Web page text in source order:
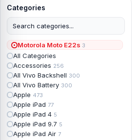
Categories
Motorola Moto E22s 3
All Categories
Accessories 256
All Vivo Backshell 300
All Vivo Battery 300
Apple 473
Apple iPad 77
Apple iPad 4 5
Apple iPad 9.7 5
Apple iPad Air 7